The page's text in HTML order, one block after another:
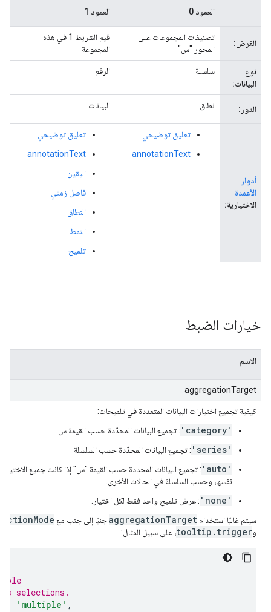
العمود 0 العمود 1
الغرض:
تصنيفات المجموعات على
المحور "س"
قيم الشريط 1 في هذه
المجموعة
نوع
البيانات:
سلسلة الرقم
الدور: نطاق البيانات
أدوار
الأعمدة
الاختيارية:
تعليق توضيحي
annotationText
تعليق توضيحي
annotationText
اليقين
فاصل زمني
النطاق
النمط
تلميح
خيارات الضبط
الاسم
aggregationTarget
كيفية تجميع اختيارات البيانات المتعددة في تلميحات:
'category' : تجميع البيانات المحدّدة حسب القيمة س
'series' : تجميع البيانات المحدّدة حسب السلسلة
'auto'
نفسها، وحسب السلسلة في الحالات الأخرى.
'none' : عرض تلميح واحد فقط لكل اختيار.
سيتم غالبًا استخدام aggregationTargetجنبًا إلى جنب مع
وtooltip.trigger، على سبيل المثال:
selections.
'multiple' ,